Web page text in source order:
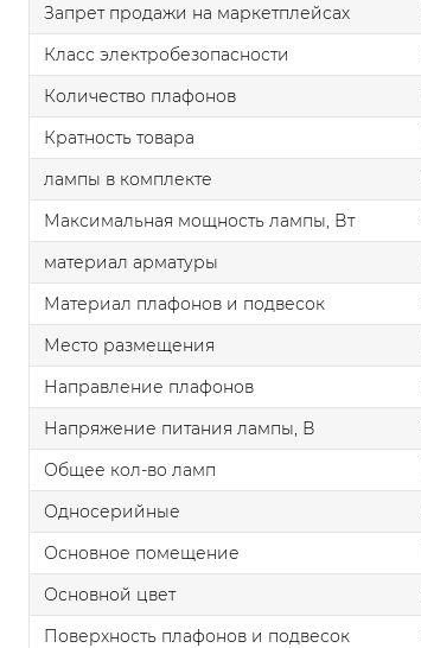
Запрет продажи на маркетплейсах
Класс электробезопасности
Количество плафонов
Кратность товара
лампы в комплекте
Максимальная мощность лампы, Вт
материал арматуры
Материал плафонов и подвесок
Место размещения
Направление плафонов
Напряжение питания лампы, В
Общее кол-во ламп
Односерийные
Основное помещение
Основной цвет
Поверхность плафонов и подвесок